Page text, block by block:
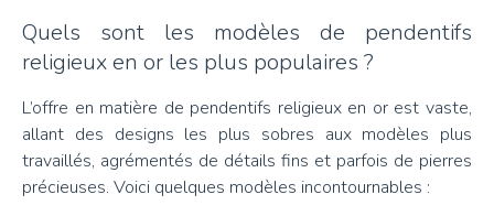
Quels sont les modèles de pendentifs
religieux en or les plus populaires ?
L’offre en matière de pendentifs religieux en or est vaste,
allant des designs les plus sobres aux modèles plus
travaillés, agrémentés de détails fins et parfois de pierres
précieuses. Voici quelques modèles incontournables :